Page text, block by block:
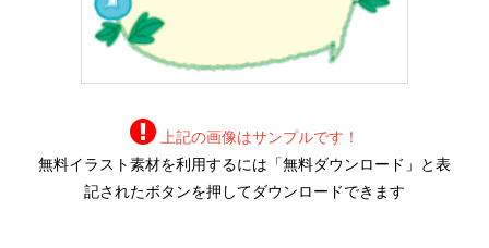
上記の画像はサンプルです！
無料イラスト素材を利用するには「無料ダウンロード」と表
記されたボタンを押してダウンロードできます